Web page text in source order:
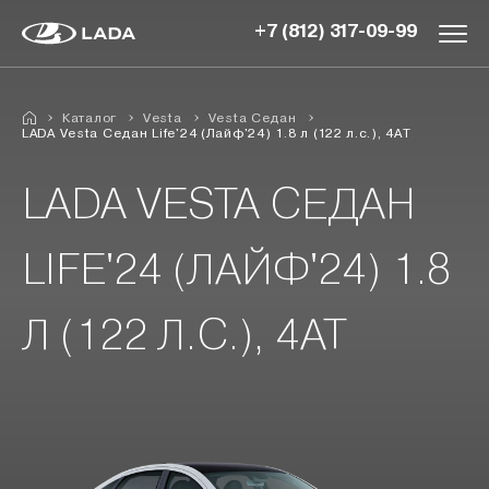
+7 (812) 317-09-99
Каталог Vesta
Vesta Седан
LADA Vesta Седан Life'24 (Лайф'24) 1.8 л (122 л.с.), 4АТ
LADA VESTA СЕДАН
LIFE'24 (ЛАЙФ'24) 1.8
Л (122 Л.С.), 4АТ